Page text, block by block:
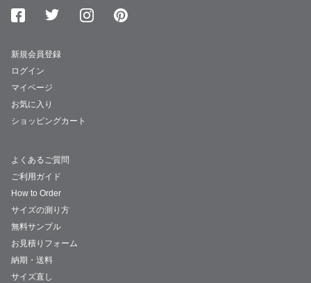
新規会員登録
ログイン
マイページ
お気に入り
ショッピングカート
よくあるご質問
ご利用ガイド
How to Order
サイズの測り方
無料サンプル
お見積りフォーム
納期・送料
サイズ直し